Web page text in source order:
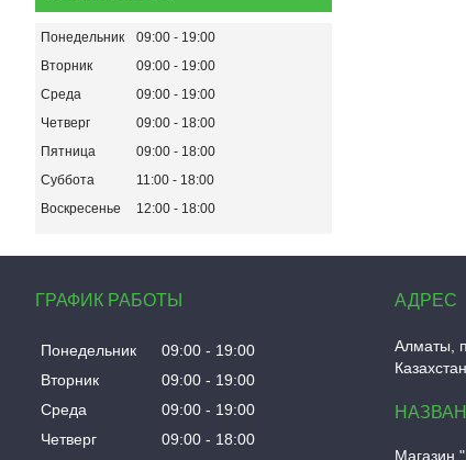
Понедельник 09:00
19:00
Вторник
09:00
19:00
Среда
09:00
19:00
Четверг
09:00
18:00
Пятница
09:00
18:00
Суббота
11:00
18:00
Воскресенье
12:00 18:00
ГРАФИК РАБОТЫ
Понедельник 09:00
19:00
Вторник
09:00
19:00
Среда
09:00
19:00
Четверг
09:00
18:00
Алматы,
Казахстан
Магазин